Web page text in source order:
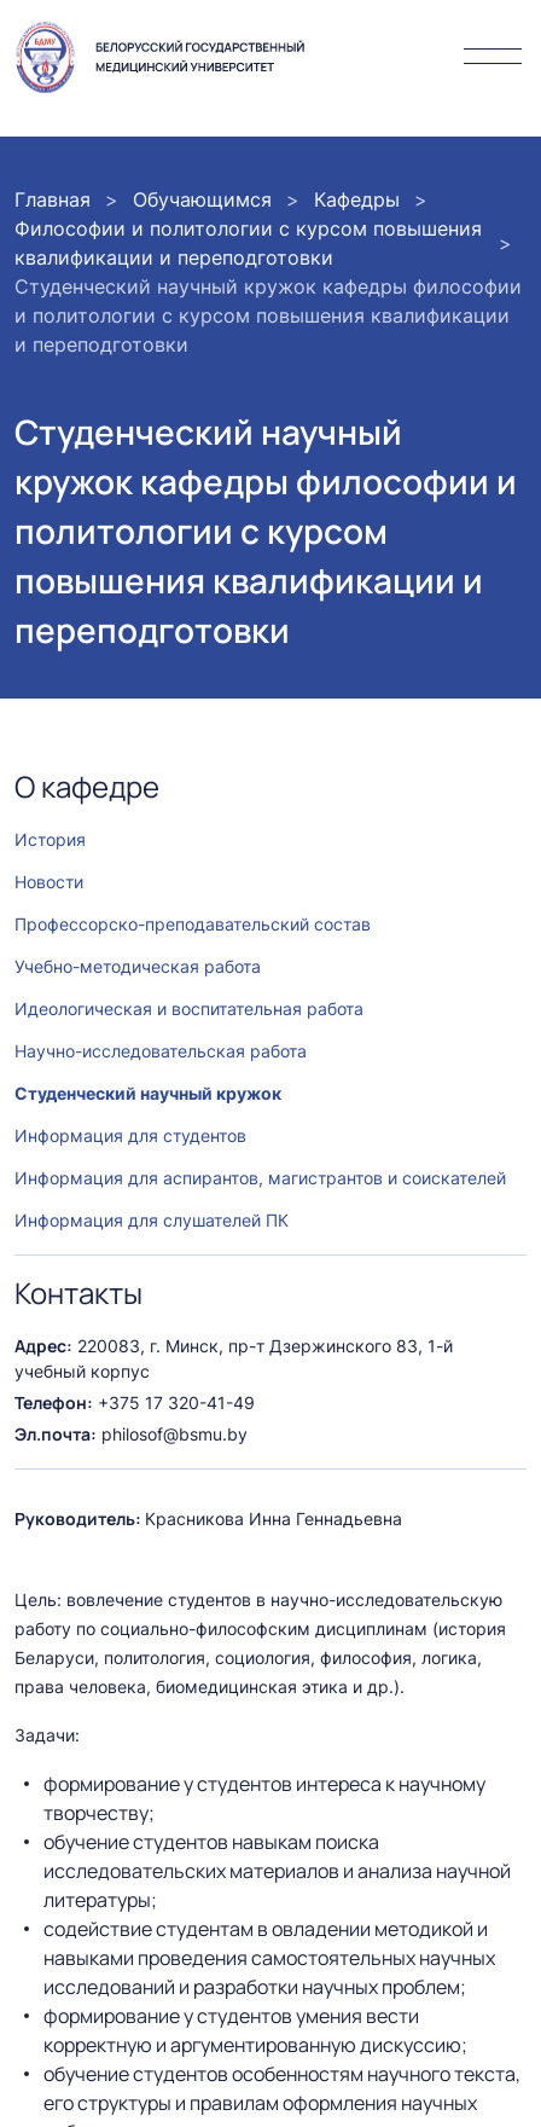
Главная Обучающимся
Кафедры
Философии и политологии с курсом повышения
квалификации и переподготовки
Студенческий научный кружок кафедры философии
и политологии с курсом повышения квалификации
и переподготовки
Студенческий научный
кружок кафедры философии и
политологии с курсом
повышения квалификации и
переподготовки
О кафедре
История
Новости
Профессорско-преподавательский состав
Учебно-методическая работа
Идеологическая и воспитательная работа
Научно-исследовательская работа
Студенческий научный кружок
Информация для студентов
Информация для аспирантов, магистрантов и соискателей
Информация для слушателей ПК
Контакты
Адрес: 220083, г. Минск, пр-т Дзержинского 83, 1-й
учебный корпус
Телефон: +375 17 320-41-49
Эл.почта: philosof@bsmu.by
Руководитель: Красникова Инна Геннадьевна
Цель: вовлечение студентов в научно-исследовательскую
работу по социально-философским дисциплинам (история
Беларуси, политология, социология, философия, логика,
права человека, биомедицинская этика и др.).
Задачи:
формирование у студентов интереса к научному
творчеству;
обучение студентов навыкам поиска
исследовательских материалов и анализа научной
литературы;
содействие студентам в овладении методикой и
навыками проведения самостоятельных научных
исследований и разработки научных проблем;
формирование у студентов умения вести
корректную и аргументированную дискуссию;
обучение студентов особенностям научного текста,
его структуры и правилам оформления научных